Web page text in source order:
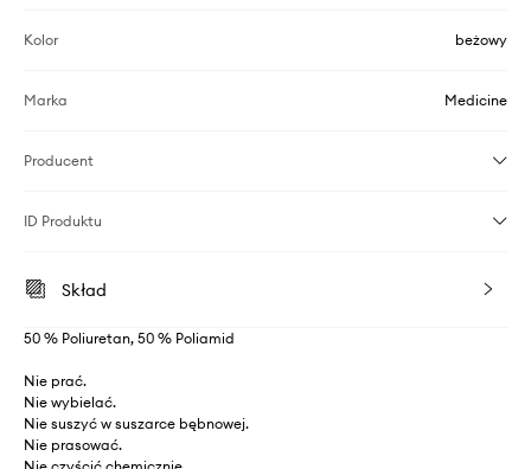
Kolor beżowy
Marka Medicine
Producent
ID Produktu
Skład
50 % Poliuretan, 50 % Poliamid
Nie prać.
Nie wybielać.
Nie suszyć w suszarce bębnowej.
Nie prasować.